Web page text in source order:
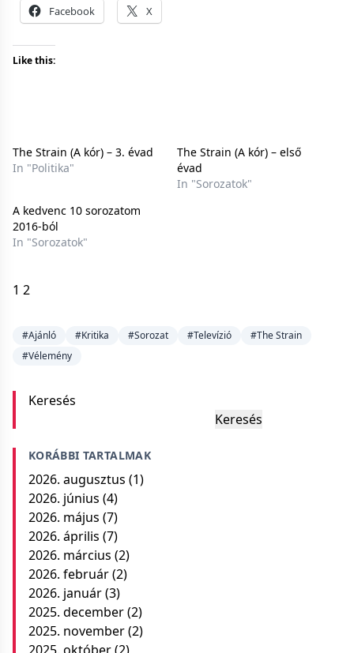
Facebook X
Like this:
The Strain (A kór) – 3. évad
In "Politika"
The Strain (A kór) – első
évad
In "Sorozatok"
A kedvenc 10 sorozatom
2016-ból
In "Sorozatok"
1 2
#Ajánló #Kritika #Sorozat #Televízió
#The Strain
#Vélemény
Keresés
Keresés
KORÁBBI TARTALMAK
2026. augusztus (1)
2026. június (4)
2026. május (7)
2026. április (7)
2026. március (2)
2026. február(2)
2026. január(3)
2025. december(2)
2025. november(2)